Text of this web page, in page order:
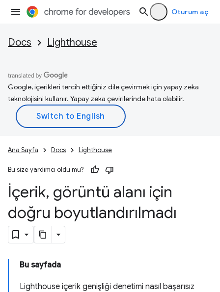
Oturum aç
Docs Lighthouse
Google, içerikleri tercih ettiğiniz dile çevirmek için yapay zeka
teknolojisini kullanır. Yapay zeka çevirilerinde hata olabilir.
Ana Sayfa Docs Lighthouse
Bu size yardımcı oldu mu?
İçerik, görüntü alanı için
doğru boyutlandırılmadı
Bu sayfada
Lighthouse içerik genişliği denetimi nasıl başarısız